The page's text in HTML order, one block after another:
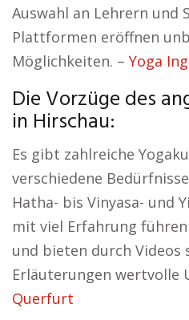
Auswahl an Lehrern und
Plattformen eröffnen
Möglichkeiten. – Yoga
Die Vorzüge des
in Hirschau:
Es gibt zahlreiche
verschiedene
Hatha- bis Vinyasa- und
mit viel Erfahrung
und bieten durch Videos
Erläuterungen wertvolle
Querfurt